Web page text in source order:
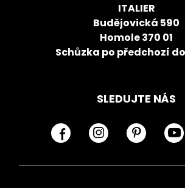
ITALIER
Budějovická 590
Homole 370 01
Schůzka po předchozí
SLEDUJTE NÁS